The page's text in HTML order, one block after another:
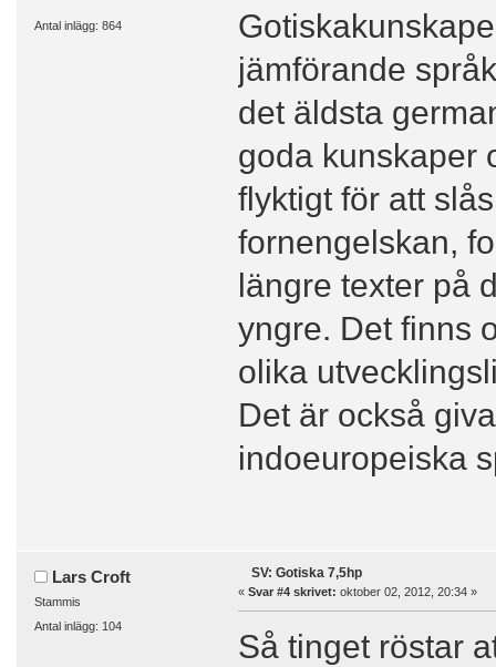
Antal inlägg: 864
jämförande
det äldsta
goda kunskaper
flyktigt för att
fornengelskan,
längre texter på
yngre. Det finns
olika
Det är också
indoeuropeiska
Lars Croft
Stammis
Antal inlägg: 104
SV: Gotiska 7,5hp
« Svar #4 skrivet: oktober 02, 2012, 20:34 »
Så tinget röstar